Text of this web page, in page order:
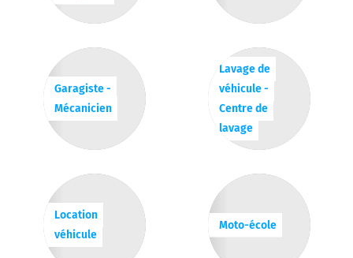
Garagiste -
Mécanicien
Lavage de
véhicule -
Centre de
lavage
Location
véhicule
Moto-école